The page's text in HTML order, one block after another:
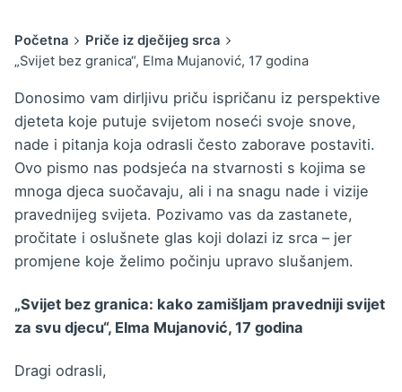
Početna
Priče iz dječijeg srca
„Svijet bez granica“, Elma Mujanović, 17 godina
Donosimo vam dirljivu priču ispričanu iz perspektive
djeteta koje putuje svijetom noseći svoje snove,
nade i pitanja koja odrasli često zaborave postaviti.
Ovo pismo nas podsjeća na stvarnosti s kojima se
mnoga djeca suočavaju, ali i na snagu nade i vizije
pravednijeg svijeta. Pozivamo vas da zastanete,
pročitate i oslušnete glas koji dolazi iz srca – jer
promjene koje želimo počinju upravo slušanjem.
„Svijet bez granica: kako zamišljam pravedniji svijet
za svu djecu“, Elma Mujanović, 17 godina
Dragi odrasli,